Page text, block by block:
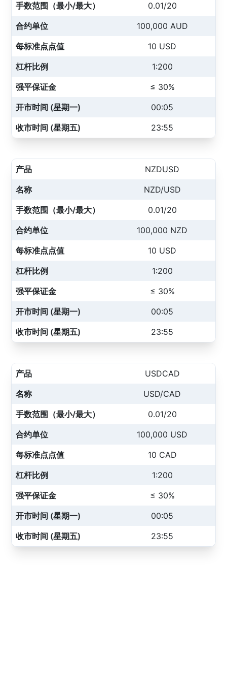
手数范围（最小/最大）
0.01/20
合约单位
100,000 AUD
每标准点点值
10 USD
杠杆比例
1:200
强平保证金
≤ 30%
开市时间 (星期一)
00:05
收市时间 (星期五)
23:55
产品
NZDUSD
名称
NZD/USD
手数范围（最小/最大）
0.01/20
合约单位
100,000 NZD
每标准点点值
10 USD
杠杆比例
1:200
强平保证金
≤ 30%
开市时间 (星期一)
00:05
收市时间 (星期五)
23:55
产品
USDCAD
名称
USD/CAD
手数范围（最小/最大）
0.01/20
合约单位
100,000 USD
每标准点点值
10 CAD
杠杆比例
1:200
强平保证金
≤ 30%
开市时间 (星期一)
00:05
收市时间 (星期五)
23:55